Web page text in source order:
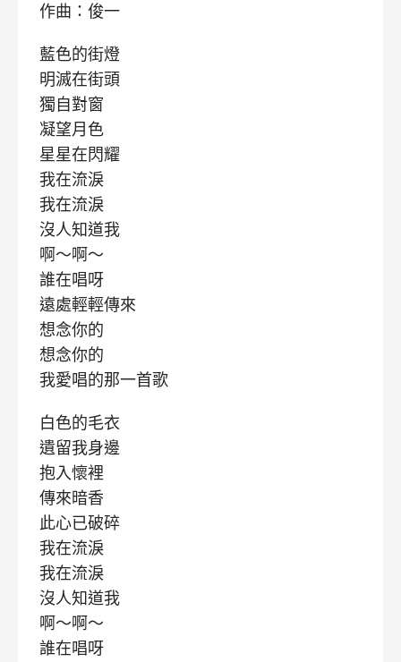
作曲：俊一
藍色的街燈
明滅在街頭
獨自對窗
凝望月色
星星在閃耀
我在流淚
我在流淚
沒人知道我
啊～啊～
誰在唱呀
遠處輕輕傳來
想念你的
想念你的
我愛唱的那一首歌
白色的毛衣
遺留我身邊
抱入懷裡
傳來暗香
此心已破碎
我在流淚
我在流淚
沒人知道我
啊～啊～
誰在唱呀